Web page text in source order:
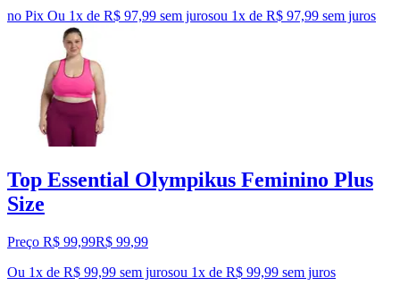
no Pix Ou 1x de R$ 97,99 sem jurosou 1x de R$ 97,99 sem juros
Top Essential Olympikus Feminino Plus
Size
Preço R$ 99,99R$ 99,99
Ou 1x de R$ 99,99 sem jurosou 1x de R$ 99,99 sem juros